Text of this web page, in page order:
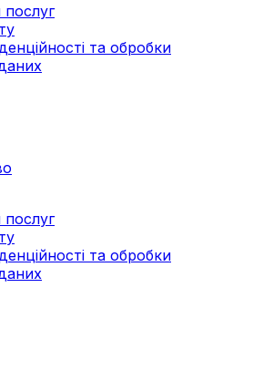
та обробки
та обробки